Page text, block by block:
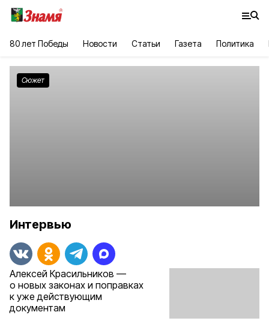
80 лет Победы Новости Статьи Газета Политика
Сюжет
Интервью
Алексей Красильников —
о новых законах и поправках
к уже действующим
документам